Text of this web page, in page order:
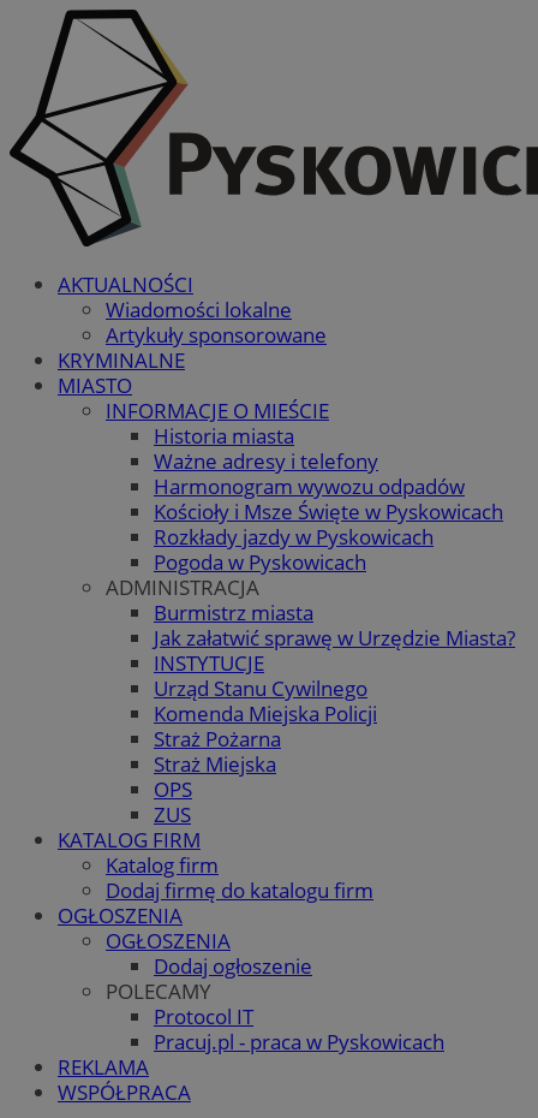
AKTUALNOŚCI
Wiadomości lokalne
Artykuły sponsorowane
KRYMINALNE
MIASTO
INFORMACJE O MIEŚCIE
Historia miasta
Ważne adresy i telefony
Harmonogram wywozu odpadów
Kościoły i Msze Święte w Pyskowicach
Rozkłady jazdy w Pyskowicach
Pogoda w Pyskowicach
ADMINISTRACJA
Burmistrz miasta
Jak załatwić sprawę w Urzędzie Miasta?
INSTYTUCJE
Urząd Stanu Cywilnego
Komenda Miejska Policji
Straż Pożarna
Straż Miejska
OPS
ZUS
KATALOG FIRM
Katalog firm
Dodaj firmę do katalogu firm
OGŁOSZENIA
OGŁOSZENIA
Dodaj ogłoszenie
POLECAMY
Protocol IT
Pracuj.pl - praca w Pyskowicach
REKLAMA
WSPÓŁPRACA